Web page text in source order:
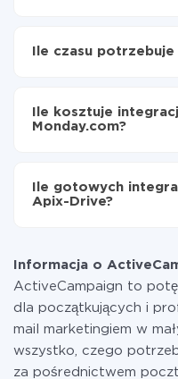
Monday.com
ActiveCampaign do
Ile czasu
od 5 do 30 minut.
minut.
Ile kosztuje
Monday.com?
Płacisz tylko za ilość
przekazywana z
w razie potrzeby
informacji otaryfach.
Ile gotowych
Apix-Drive?
Informacja o
ActiveCampaign to
dla początkujących i
mail marketingiem w
wszystko, czego
za pośrednictwem